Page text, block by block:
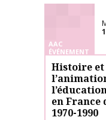
AAC
ÉVÉNEMENT
Histoire
en France
1970-1990